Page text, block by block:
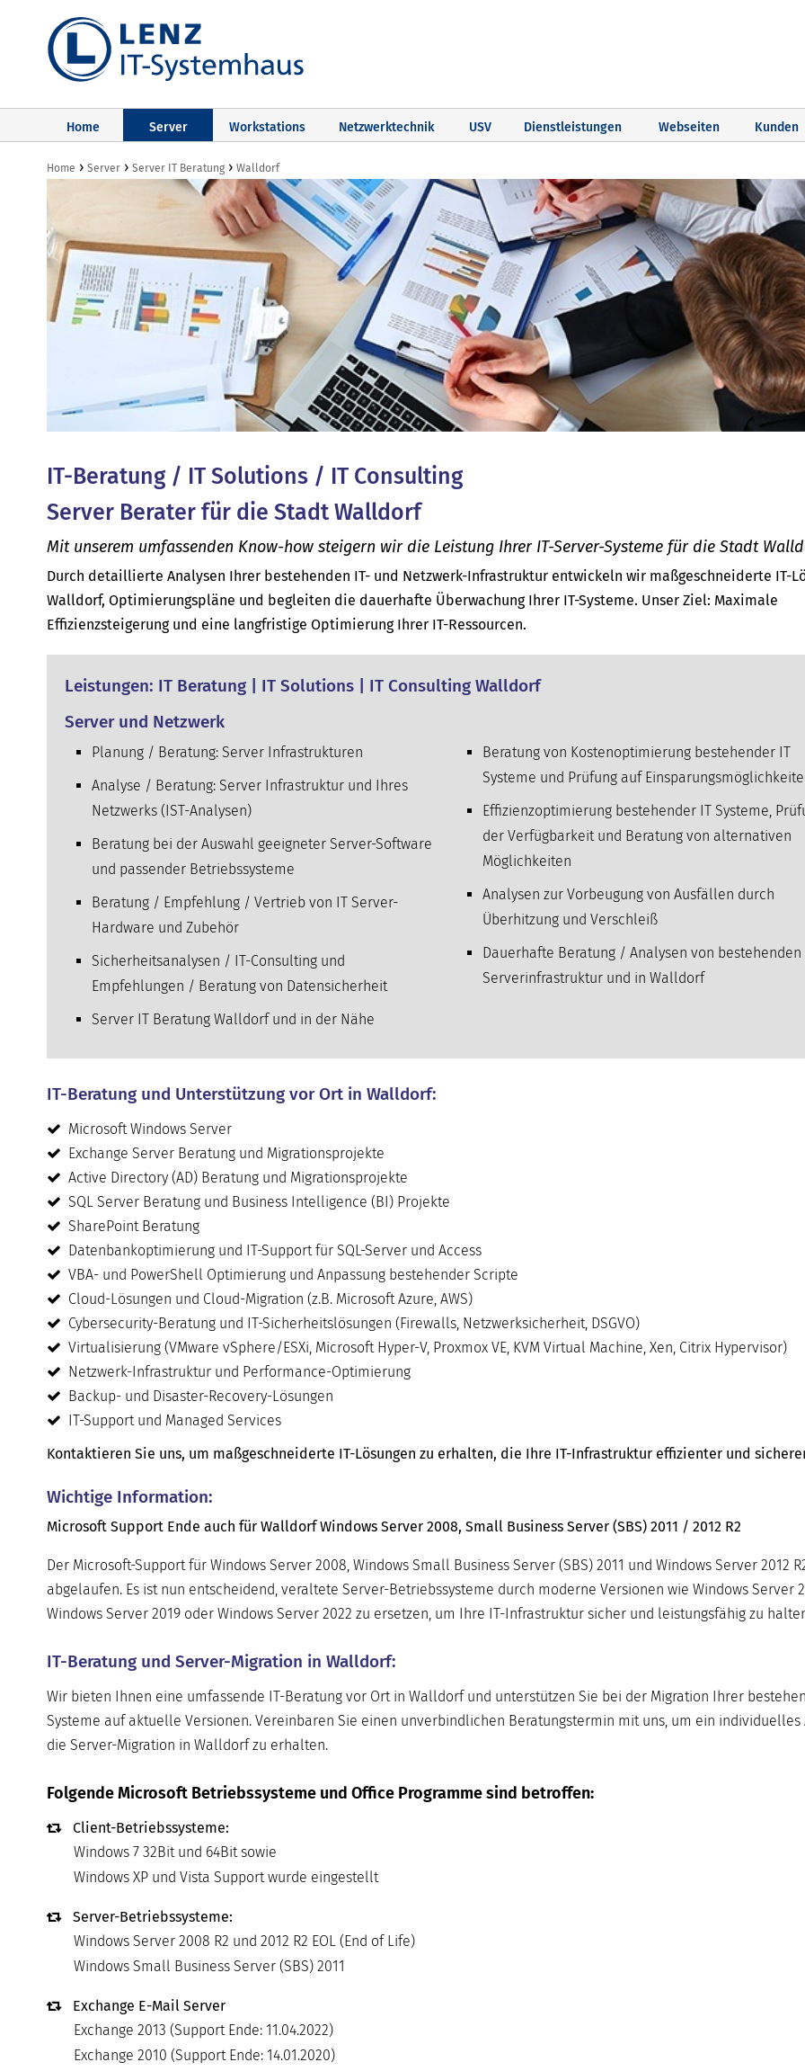
Home Server Workstations Netzwerktechnik USV Dienstleistungen Webseiten Kunden
Home › Server › Server IT Beratung › Walldorf
IT-Beratung / IT Solutions / IT Consulting
Server Berater für die Stadt Walldorf
Mit unserem umfassenden Know-how steigern wir die Leistung Ihrer IT-Server-Systeme für die Stadt
Durch detaillierte Analysen Ihrer bestehenden IT- und Netzwerk-Infrastruktur entwickeln wir maßgeschneiderte IT-
Walldorf, Optimierungspläne und begleiten die dauerhafte Überwachung Ihrer IT-Systeme. Unser Ziel: Maximale
Effizienzsteigerung und eine langfristige Optimierung Ihrer IT-Ressourcen.
Leistungen: IT Beratung | IT Solutions | IT Consulting Walldorf
Server und Netzwerk
Planung / Beratung: Server Infrastrukturen
Analyse / Beratung: Server Infrastruktur und Ihres
Netzwerks (IST-Analysen)
Beratung bei der Auswahl geeigneter Server-Software
und passender Betriebssysteme
Beratung / Empfehlung / Vertrieb von IT Server-
Hardware und Zubehör
Sicherheitsanalysen / IT-Consulting und
Empfehlungen / Beratung von Datensicherheit
Server IT Beratung Walldorf und in der Nähe
Beratung von Kostenoptimierung bestehender IT
Systeme und Prüfung auf
Effizienzoptimierung bestehender IT Systeme,
der Verfügbarkeit und Beratung von alternativen
Möglichkeiten
Analysen zur Vorbeugung von Ausfällen durch
Überhitzung und Verschleiß
Dauerhafte Beratung / Analysen von bestehenden
Serverinfrastruktur und in Walldorf
IT-Beratung und Unterstützung vor Ort in Walldorf:
Microsoft Windows Server
Exchange Server Beratung und Migrationsprojekte
Active Directory (AD) Beratung und Migrationsprojekte
SQL Server Beratung und Business Intelligence (BI) Projekte
SharePoint Beratung
Datenbankoptimierung und IT-Support für SQL-Server und Access
VBA- und PowerShell Optimierung und Anpassung bestehender Scripte
Cloud-Lösungen und Cloud-Migration (z.B. Microsoft Azure, AWS)
Cybersecurity-Beratung und IT-Sicherheitslösungen (Firewalls, Netzwerksicherheit, DSGVO)
Virtualisierung (VMware vSphere/ESXi, Microsoft Hyper-V, Proxmox VE, KVM Virtual Machine, Xen, Citrix Hypervisor)
Netzwerk-Infrastruktur und Performance-Optimierung
Backup- und Disaster-Recovery-Lösungen
IT-Support und Managed Services
Kontaktieren Sie uns, um maßgeschneiderte IT-Lösungen zu erhalten, die Ihre IT-Infrastruktur effizienter und
Wichtige Information:
Microsoft Support Ende auch für Walldorf Windows Server 2008, Small Business Server (SBS) 2011 / 2012 R2
Der Microsoft-Support für Windows Server 2008, Windows Small Business Server (SBS) 2011 und Windows Server 2012
abgelaufen. Es ist nun entscheidend, veraltete Server-Betriebssysteme durch moderne Versionen wie Windows Server
Windows Server 2019 oder Windows Server 2022 zu ersetzen, um Ihre IT-Infrastruktur sicher und leistungsfähig zu
IT-Beratung und Server-Migration in Walldorf:
Wir bieten Ihnen eine umfassende IT-Beratung vor Ort in Walldorf und unterstützen Sie bei der Migration Ihrer
Systeme auf aktuelle Versionen. Vereinbaren Sie einen unverbindlichen Beratungstermin mit uns, um ein individuelles
die Server-Migration in Walldorf zu erhalten.
Folgende Microsoft Betriebssysteme und Office Programme sind betroffen:
Client-Betriebssysteme:
Windows 7 32Bit und 64Bit sowie
Windows XP und Vista Support wurde eingestellt
Server-Betriebssysteme:
Windows Server 2008 R2 und 2012 R2 EOL (End of Life)
Windows Small Business Server (SBS) 2011
Exchange E-Mail Server
Exchange 2013 (Support Ende: 11.04.2022)
Exchange 2010 (Support Ende: 14.01.2020)